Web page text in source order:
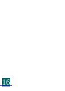
16